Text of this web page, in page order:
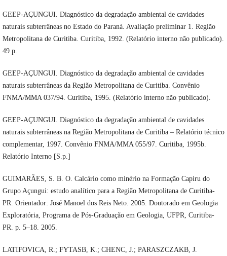
GEEP-AÇUNGUI. Diagnóstico da degradação ambiental de cavidades
naturais subterrâneas no Estado do Paraná. Avaliação preliminar 1. Região
Metropolitana de Curitiba. Curitiba, 1992. (Relatório interno não publicado).
49 p.
GEEP-AÇUNGUI. Diagnóstico da degradação ambiental de cavidades
naturais subterrâneas da Região Metropolitana de Curitiba. Convênio
FNMA/MMA 037/94. Curitiba, 1995. (Relatório interno não publicado).
GEEP-AÇUNGUI. Diagnóstico da degradação ambiental de cavidades
naturais subterrâneas na Região Metropolitana de Curitiba – Relatório técnico
complementar, 1997. Convênio FNMA/MMA 055/97. Curitiba, 1995b.
Relatório Interno [S.p.]
GUIMARÃES, S. B. O. Calcário como minério na Formação Capiru do
Grupo Açungui: estudo analítico para a Região Metropolitana de Curitiba-
PR. Orientador: José Manoel dos Reis Neto. 2005. Doutorado em Geologia
Exploratória, Programa de Pós-Graduação em Geologia, UFPR, Curitiba-
PR. p. 5–18. 2005.
LATIFOVICA, R.; FYTASB, K.; CHENC, J.; PARASZCZAKB, J.